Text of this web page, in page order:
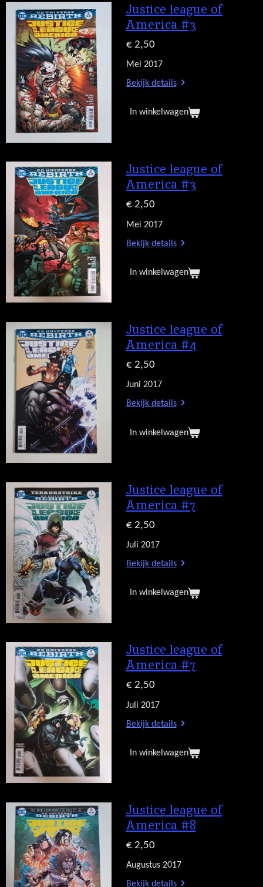
Justice league of
America #3
€ 2,50
Mei 2017
Bekijk details
In winkelwagen
Justice league of
America #3
€ 2,50
Mei 2017
Bekijk details
In winkelwagen
Justice league of
America #4
€ 2,50
Juni 2017
Bekijk details
In winkelwagen
Justice league of
America #7
€ 2,50
Juli 2017
Bekijk details
In winkelwagen
Justice league of
America #7
€ 2,50
Juli 2017
Bekijk details
In winkelwagen
Justice league of
America #8
€ 2,50
Augustus 2017
Bekijk details